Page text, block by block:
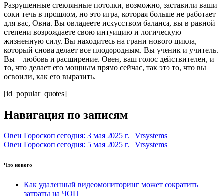
Разрушенные стеклянные потолки, возможно, заставили ваши
соки течь в прошлом, но это игра, которая больше не работает
для вас, Овна. Вы овладеете искусством баланса, вы в равной
степени возрождаете свою интуицию и логическую
жизненную силу. Вы находитесь на грани нового цикла,
который снова делает все плодородным. Вы ученик и учитель.
Вы – любовь и расширение. Овен, ваш голос действителен, и
то, что делает его мощным прямо сейчас, так это то, что вы
освоили, как его выразить.
[id_popular_quotes]
Навигация по записям
Овен Гороскоп сегодня: 3 мая 2025 г. | Vrsystems
Овен Гороскоп сегодня: 5 мая 2025 г. | Vrsystems
Что нового
Как удаленный видеомониторинг может сократить
затраты на ЧОП